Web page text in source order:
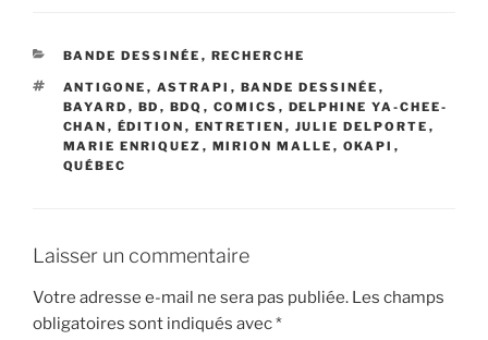
CATÉGORIES
BANDE DESSINÉE , RECHERCHE
ÉTIQUETTES
ANTIGONE , ASTRAPI , BANDE DESSINÉE ,
BAYARD , BD , BDQ , COMICS , DELPHINE YA-CHEE-
CHAN , ÉDITION , ENTRETIEN , JULIE DELPORTE ,
MARIE ENRIQUEZ , MIRION MALLE , OKAPI ,
QUÉBEC
Laisser un commentaire
Votre adresse e-mail ne sera pas publiée. Les champs
obligatoires sont indiqués avec*